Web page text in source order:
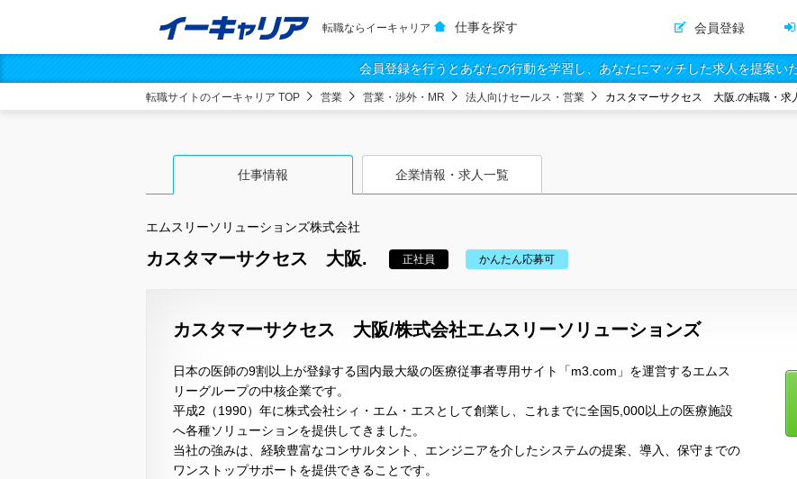
転職ならイーキャリア 仕事を探す 会員登録
会員登録を行うとあなたの行動を学習し、あなたにマッチした求人を提案い
転職サイトのイーキャリア TOP 営業 営業・渉外・MR 法人向けセールス・営業 カスタマーサクセス 大阪.の転職・求
仕事情報 企業情報・求人一覧
エムスリーソリューションズ株式会社
カスタマーサクセス 大阪. 正社員 かんたん応募可
カスタマーサクセス 大阪/株式会社エムスリーソリューションズ
日本の医師の9割以上が登録する国内最大級の医療従事者専用サイト「m3.com」を運営するエムス
リーグループの中核企業です。
平成2（1990）年に株式会社シィ・エム・エスとして創業し、これまでに全国5,000以上の医療施設
へ各種ソリューションを提供してきました。
当社の強みは、経験豊富なコンサルタント、エンジニアを介したシステムの提案、導入、保守までの
ワンストップサポートを提供できることです。